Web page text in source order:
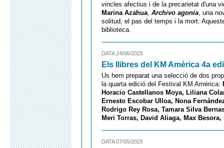
vincles afectius i de la precarietat d'una
Marina Azahua, Archivo agonía, una
solitud, el pas del temps i la mort.
biblioteca.
DATA 24/06/2025
Els llibres del KM Amèrica 4a
Us hem preparat una selecció de dos
la quarta edició del Festival KM Amèrica:
Horacio Castellanos Moya, Liliana
Ernesto Escobar Ulloa, Nona
Rodrigo Rey Rosa, Tamara Silva
Meri Torras, David Aliaga, Max
DATA 07/05/2025